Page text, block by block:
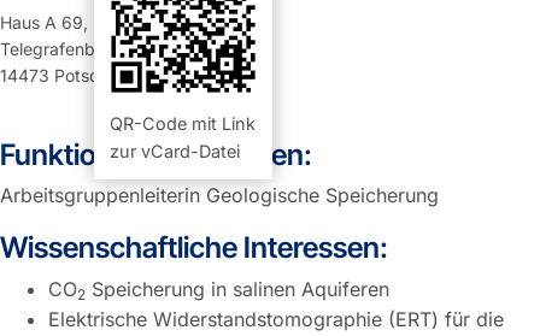
QR-Code mit Link
zur vCard-Datei
Haus A 69,
Raum 212 (Büro)
Telegrafenberg
14473 Potsdam
Funktion und Aufgaben:
Arbeitsgruppenleiterin Geologische Speicherung
Wissenschaftliche Interessen:
CO2 Speicherung in salinen Aquiferen
Elektrische Widerstandstomographie (ERT) für die